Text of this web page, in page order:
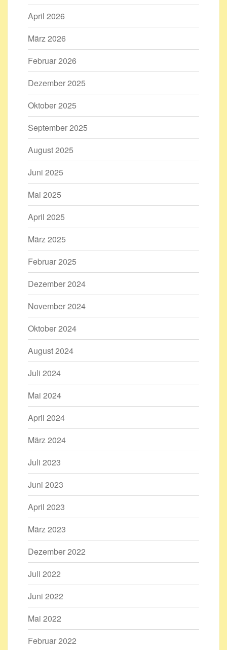
April 2026
März 2026
Februar 2026
Dezember 2025
Oktober 2025
September 2025
August 2025
Juni 2025
Mai 2025
April 2025
März 2025
Februar 2025
Dezember 2024
November 2024
Oktober 2024
August 2024
Juli 2024
Mai 2024
April 2024
März 2024
Juli 2023
Juni 2023
April 2023
März 2023
Dezember 2022
Juli 2022
Juni 2022
Mai 2022
Februar 2022